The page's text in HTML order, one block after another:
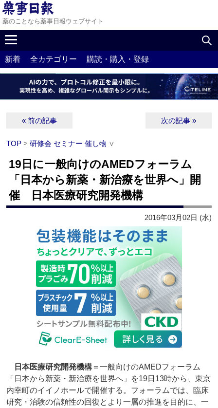
薬のことなら薬事日報ウェブサイト
新着 全カテゴリー 購読・購入・登録
« 前の記事 次の記事 »
TOP >研修会 セミナー 催し物 ∨
19日に一般向けのAMEDフォーラム
「日本から新薬・新治療を世界へ」開
催 日本医療研究開発機構
2016年03月02日 (水)
日本医療研究開発機構 ＝一般向けのAMEDフォーラム
「日本から新薬・新治療を世界へ」を19日13時から、東京
内幸町のイイノホールで開催する。フォーラムでは、臨床
研究・治験の信頼性の回復とより一層の推進を目的に、一